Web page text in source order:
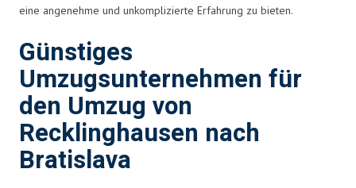
eine angenehme und unkomplizierte Erfahrung zu bieten.
Günstiges
Umzugsunternehmen für
den Umzug von
Recklinghausen nach
Bratislava